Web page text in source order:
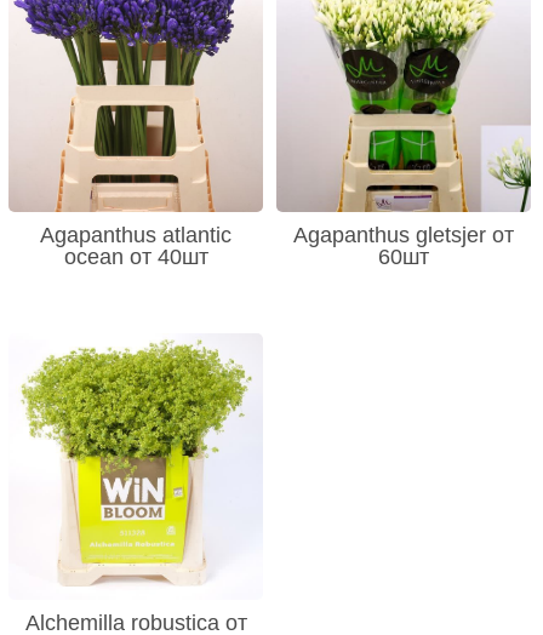
Agapanthus atlantic
ocean от 40шт
Agapanthus gletsjer от
60шт
Alchemilla robustica от